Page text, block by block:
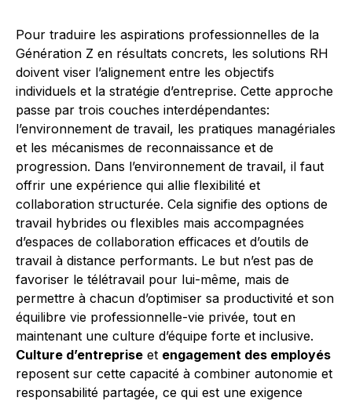
Pour traduire les aspirations professionnelles de la
Génération Z en résultats concrets, les solutions RH
doivent viser l’alignement entre les objectifs
individuels et la stratégie d’entreprise. Cette approche
passe par trois couches interdépendantes:
l’environnement de travail, les pratiques managériales
et les mécanismes de reconnaissance et de
progression. Dans l’environnement de travail, il faut
offrir une expérience qui allie flexibilité et
collaboration structurée. Cela signifie des options de
travail hybrides ou flexibles mais accompagnées
d’espaces de collaboration efficaces et d’outils de
travail à distance performants. Le but n’est pas de
favoriser le télétravail pour lui-même, mais de
permettre à chacun d’optimiser sa productivité et son
équilibre vie professionnelle-vie privée, tout en
maintenant une culture d’équipe forte et inclusive.
Culture d’entreprise et engagement des employés
reposent sur cette capacité à combiner autonomie et
responsabilité partagée, ce qui est une exigence